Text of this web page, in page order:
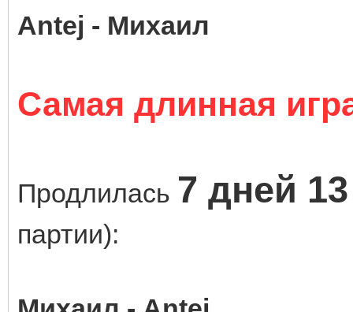
Antej - Михаил
Самая длинная
Продлилась 7 дней
партии):